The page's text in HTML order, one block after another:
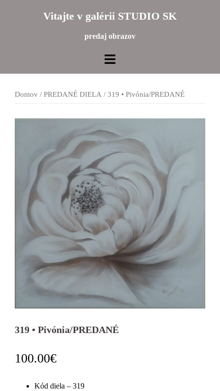
Vitajte v galérii STUDIO SK
predaj obrazov
Domov / PREDANÉ DIELA / 319 • Pivónia/PREDANÉ
319 • Pivónia/PREDANÉ
100.00€
Kód diela – 319